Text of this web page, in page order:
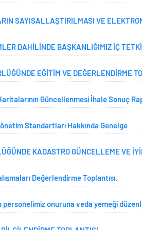
SAYISALLAŞTIRILMASI VE
DAHİLİNDE BAŞKANLIĞIMIZ İÇ
EĞİTİM VE DEĞERLENDİRME
Güncellenmesi İhale Sonuç
Standartları Hakkında Genelge
KADASTRO GÜNCELLEME VE
Değerlendirme Toplantısı.
personelimiz onuruna veda yemeği